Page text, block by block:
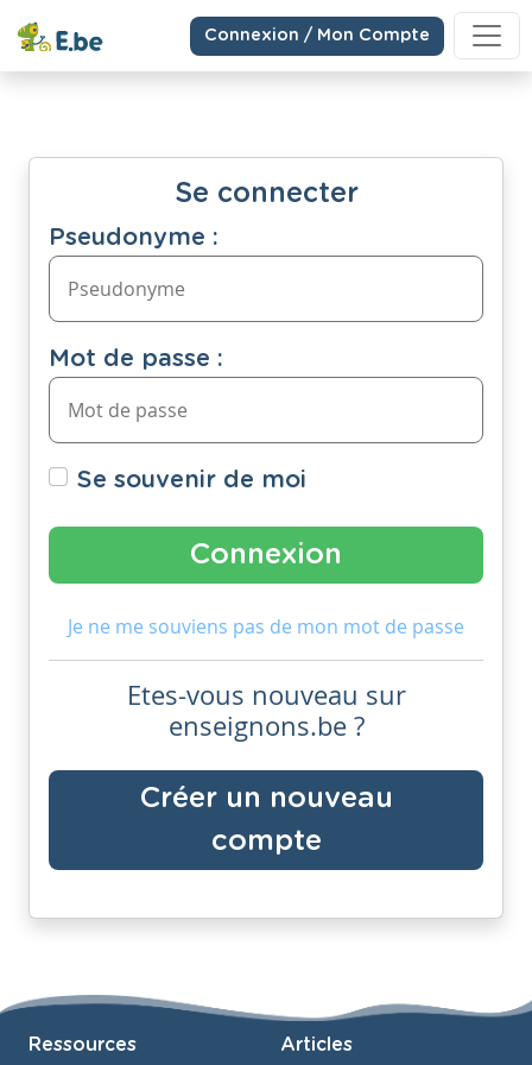
Connexion / Mon Compte
Se connecter
Pseudonyme :
Mot de passe :
Se souvenir de moi
Je ne me souviens pas de mon mot de passe
Etes-vous nouveau sur
enseignons.be ?
Créer un nouveau
compte
Ressources Articles